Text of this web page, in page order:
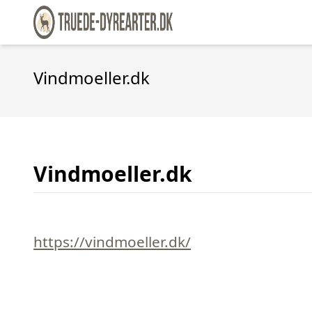
Vindmoeller.dk
Vindmoeller.dk
https://vindmoeller.dk/